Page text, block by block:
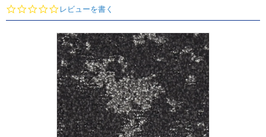
0.
0
t
a
r
r
a
t
i
n
g
レビューを書く